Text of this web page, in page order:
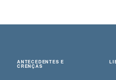
ANTECEDENTES E
CRENÇAS